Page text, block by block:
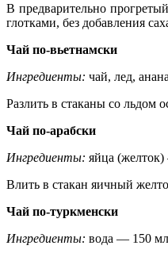
В предварительно
глотками, без добавления
Чай по-вьетнамски
Ингредиенты: чай, лед,
Разлить в стаканы со
Чай по-арабски
Ингредиенты: яйца
Влить в стакан яичный
Чай по-туркменски
Ингредиенты: вода — 150